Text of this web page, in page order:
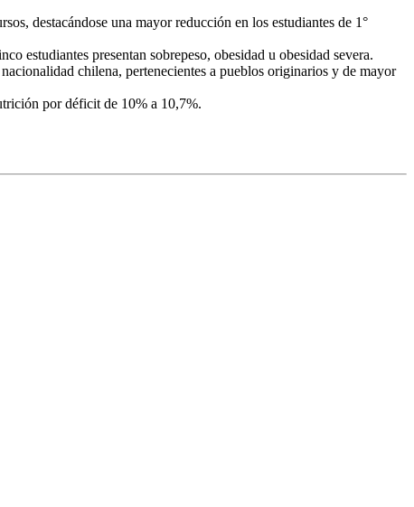
destacándose una mayor reducción en los estudiantes de 1°
estudiantes presentan sobrepeso, obesidad u obesidad severa.
chilena, pertenecientes a pueblos originarios y de mayor
por déficit de 10% a 10,7%.